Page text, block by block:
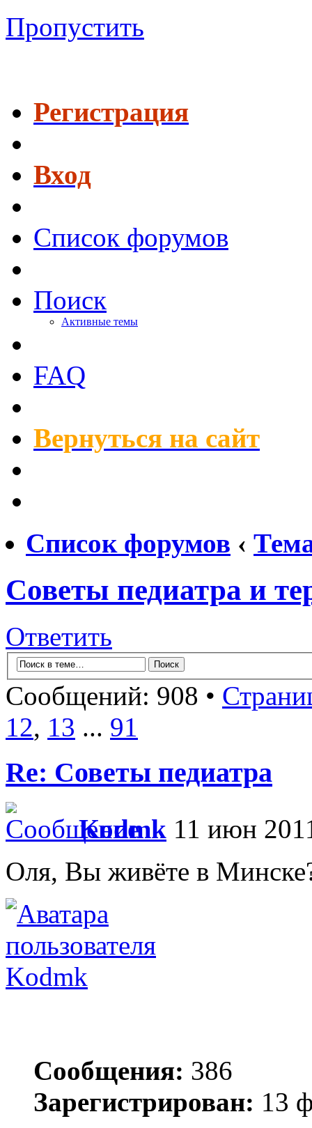
Пропустить
Регистрация
Вход
Список форумов
Поиск
Активные темы
FAQ
Вернуться на сайт
Список форумов ‹
Советы педиатра и
Ответить
Сообщений: 908 •
12, 13 ... 91
Re: Советы педиатра
Kodmk 11 июн
Оля, Вы живёте в
Kodmk
Сообщения: 386
Зарегистрирован: 13